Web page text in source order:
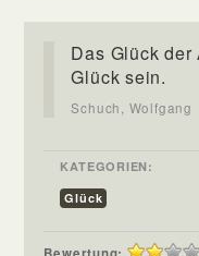
Das Glück der
Glück sein.
Schuch, Wolfgang
KATEGORIEN:
Glück